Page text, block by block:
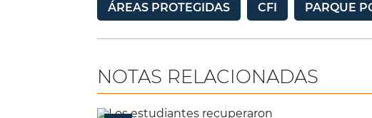
ÁREAS PROTEGIDAS CFI PARQUE
NOTAS RELACIONADAS